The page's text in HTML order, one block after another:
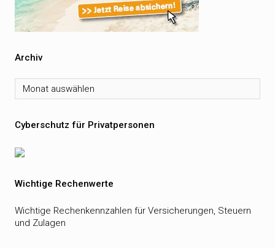
Archiv
Archiv
Cyberschutz für Privatpersonen
Wichtige Rechenwerte
Wichtige Rechenkennzahlen für Versicherungen, Steuern
und Zulagen